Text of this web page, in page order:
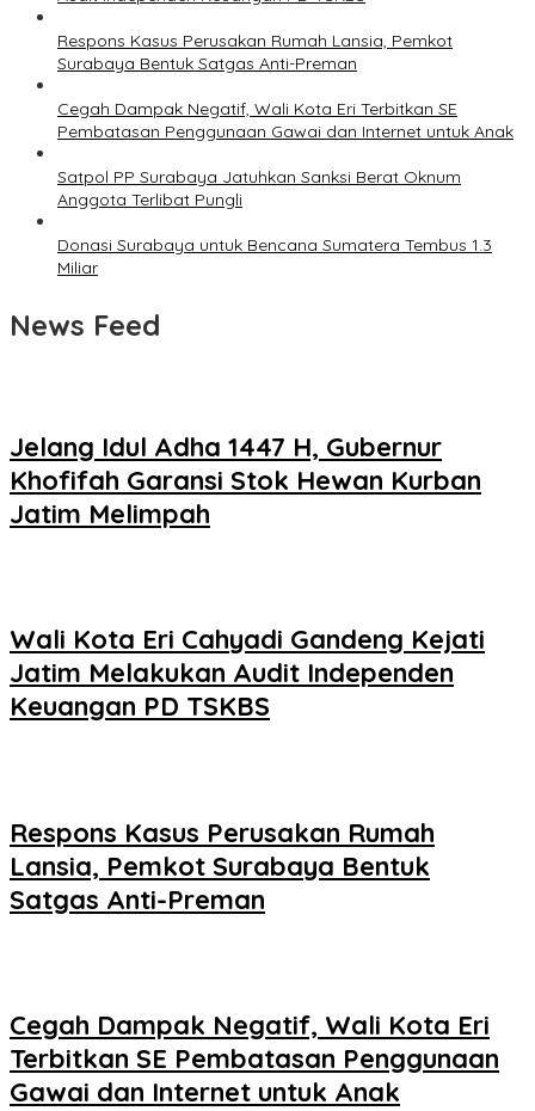
Respons Kasus Perusakan Rumah Lansia, Pemkot
Surabaya Bentuk Satgas Anti-Preman
Cegah Dampak Negatif, Wali Kota Eri Terbitkan SE
Pembatasan Penggunaan Gawai dan Internet untuk Anak
Satpol PP Surabaya Jatuhkan Sanksi Berat Oknum
Anggota Terlibat Pungli
Donasi Surabaya untuk Bencana Sumatera Tembus 1.3
Miliar
News Feed
Jelang Idul Adha 1447 H, Gubernur
Khofifah Garansi Stok Hewan Kurban
Jatim Melimpah
Wali Kota Eri Cahyadi Gandeng Kejati
Jatim Melakukan Audit Independen
Keuangan PD TSKBS
Respons Kasus Perusakan Rumah
Lansia, Pemkot Surabaya Bentuk
Satgas Anti-Preman
Cegah Dampak Negatif, Wali Kota Eri
Terbitkan SE Pembatasan Penggunaan
Gawai dan Internet untuk Anak